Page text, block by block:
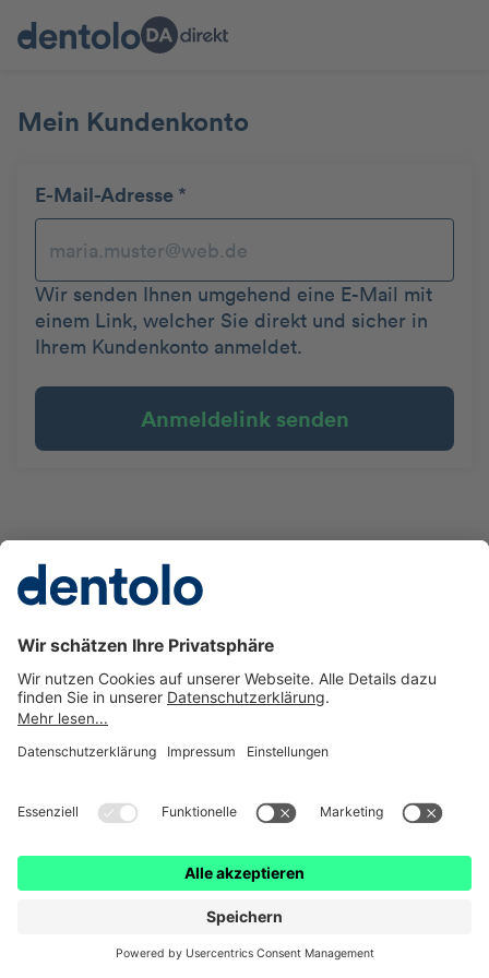
Mein Kundenkonto
E-Mail-Adresse *
Wir senden Ihnen umgehend eine E-Mail mit
einem Link, welcher Sie direkt und sicher in
Ihrem Kundenkonto anmeldet.
Anmeldelink senden
Impressum
Datenschutz
dentolo ist eine Marke der © getolo GmbH